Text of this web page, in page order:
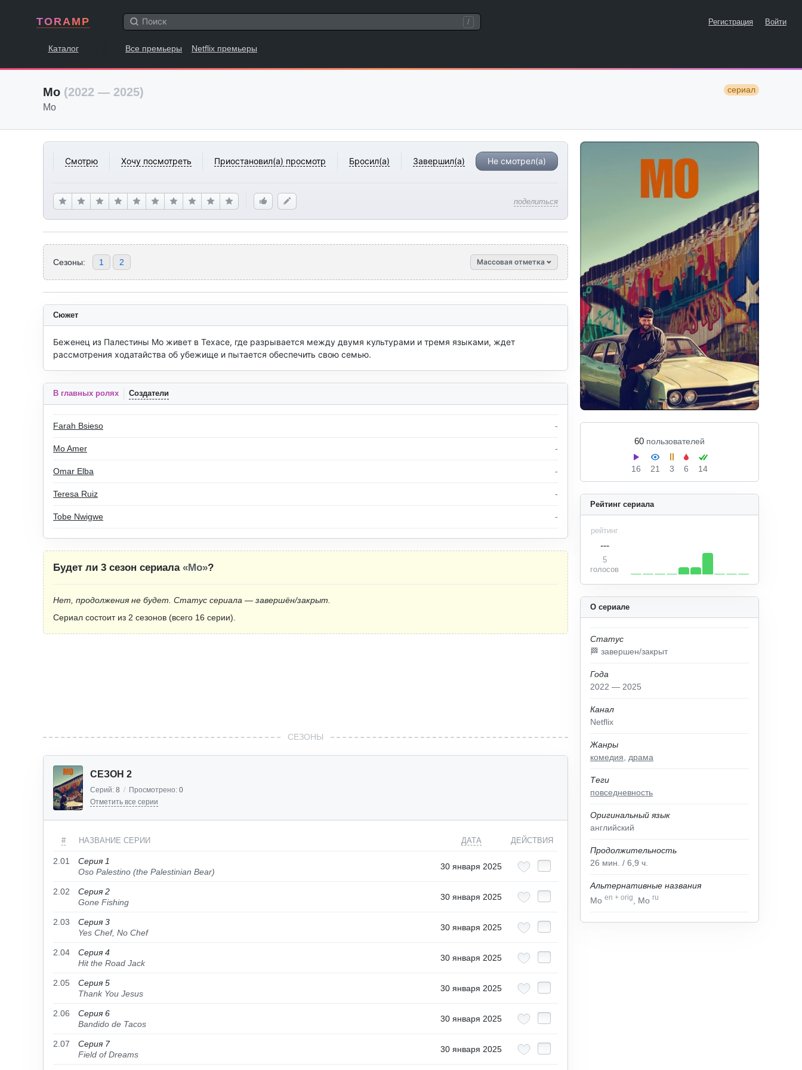
TORAMP / Регистрация Войти
Каталог Все премьеры Netflix премьеры
Мо (2022 — 2025) сериал
Mo
Смотрю Хочу посмотреть Приостановил(а) просмотр Бросил(а) Завершил(а) Не смотрел(а)
поделиться
60 пользователей
16 21 3 6 14
Сезоны: 1 2 Массовая отметка
О сериале
Статус
🏁 завершен/закрыт
Года
2022 — 2025
Канал
Netflix
Жанры
комедия
драма
Теги
повседневность
Оригинальный язык
английский
Продолжительность
26 мин. / 6,9 ч.
Альтернативные названия
Mo en + orig , Мо ru
Рейтинг сериала
рейтинг
---
5
голосов
Сюжет
Беженец из Палестины Мо живет в Техасе, где разрывается между двумя культурами и тремя языками, ждет
рассмотрения ходатайства об убежище и пытается обеспечить свою семью.
В главных ролях Создатели
Farah Bsieso -
Mo Amer -
Omar Elba -
Teresa Ruiz -
Tobe Nwigwe -
Будет ли 3 сезон сериала «Мо»?
Нет, продолжения не будет. Статус сериала — завершён/закрыт.
Сериал состоит из 2 сезонов (всего 16 серии).
СЕЗОНЫ
СЕЗОН 2
Серий: 8 / Просмотрено: 0
Отметить все серии
# НАЗВАНИЕ СЕРИИ ДАТА ДЕЙСТВИЯ
2.01
Серия 1
Oso Palestino (the Palestinian Bear)
30 января 2025
2.02
Серия 2
Gone Fishing
30 января 2025
2.03
Серия 3
Yes Chef, No Chef
30 января 2025
2.04
Серия 4
Hit the Road Jack
30 января 2025
2.05
Серия 5
Thank You Jesus
30 января 2025
2.06
Серия 6
Bandido de Tacos
30 января 2025
2.07
Серия 7
Field of Dreams
30 января 2025